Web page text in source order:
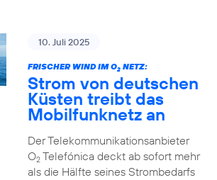
10. Juli 2025
FRISCHER WIND IM O2NETZ:
Strom von deutschen
Küsten treibt das
Mobilfunknetz an
Der Telekommunikationsanbieter
O2Telefónica deckt ab sofort mehr
als die Hälfte seines Strombedarfs